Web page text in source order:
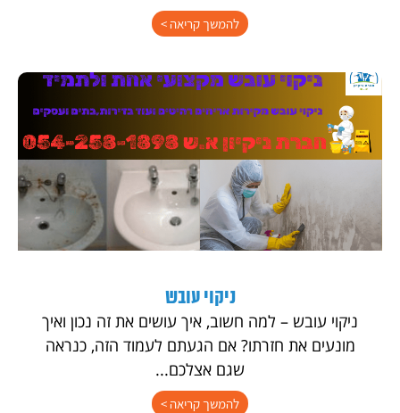
להמשך קריאה >
ניקוי עובש
ניקוי עובש – למה חשוב, איך עושים את זה נכון ואיך
מונעים את חזרתו? אם הגעתם לעמוד הזה, כנראה
שגם אצלכם...
להמשך קריאה >